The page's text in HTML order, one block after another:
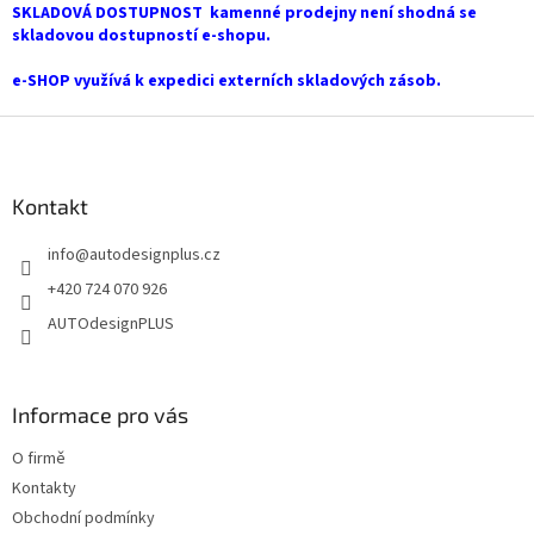
SKLADOVÁ DOSTUPNOST kamenné prodejny není shodná se
skladovou dostupností e-shopu.
e-SHOP využívá k expedici externích skladových zásob.
Kontakt
info@autodesignplus.cz
+420 724 070 926
AUTOdesignPLUS
Informace pro vás
O firmě
Kontakty
Obchodní podmínky